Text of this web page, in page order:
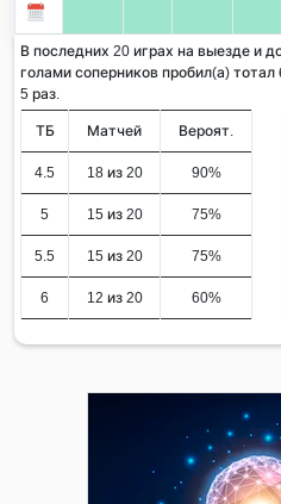
В последних 20 играх на выезде и
голами соперников пробил(а)
5 раз.
ТБ Матчей Вероят.
4.5 18 из 20 90%
5 15 из 20 75%
5.5 15 из 20 75%
6 12 из 20 60%